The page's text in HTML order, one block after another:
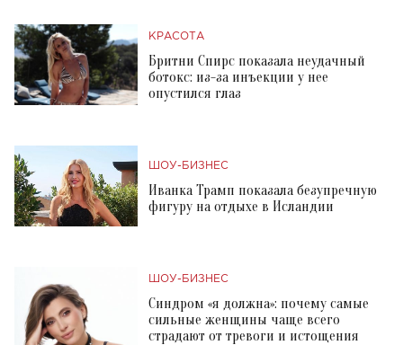
КРАСОТА
Бритни Спирс показала неудачный
ботокс: из-за инъекции у нее
опустился глаз
ШОУ-БИЗНЕС
Иванка Трамп показала безупречную
фигуру на отдыхе в Исландии
ШОУ-БИЗНЕС
Синдром «я должна»: почему самые
сильные женщины чаще всего
страдают от тревоги и истощения